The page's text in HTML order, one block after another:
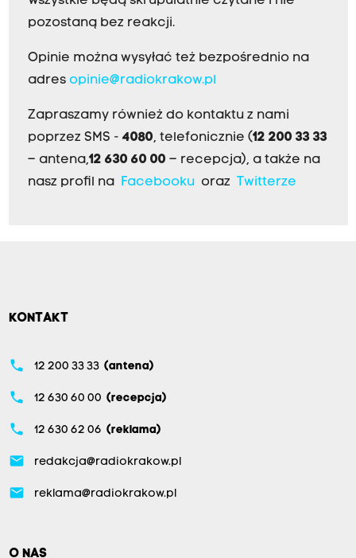
pozostaną bez reakcji.
Opinie można wysyłać też bezpośrednio na
adres opinie@radiokrakow.pl
Zapraszamy również do kontaktu z nami
poprzez SMS - 4080, telefonicznie (12 200 33 33
– antena,12 630 60 00 – recepcja), a także na
nasz profil na
Facebookuoraz Twitterze
KONTAKT
phone 12 200 33 33 (antena)
phone 12 630 60 00 (recepcja)
phone 12 630 62 06 (reklama)
email redakcja@radiokrakow.pl
email reklama@radiokrakow.pl
O NAS